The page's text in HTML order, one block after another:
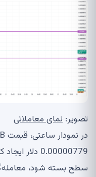
تصویر: نمای معاملاتی
0.00000779
سطح بسته شود،